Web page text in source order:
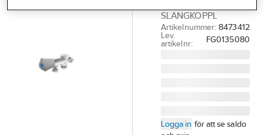
SLANGKOPPL
Artikelnummer: 8473412
Lev.
artikelnr:
FG0135080
Logga in för att se saldo